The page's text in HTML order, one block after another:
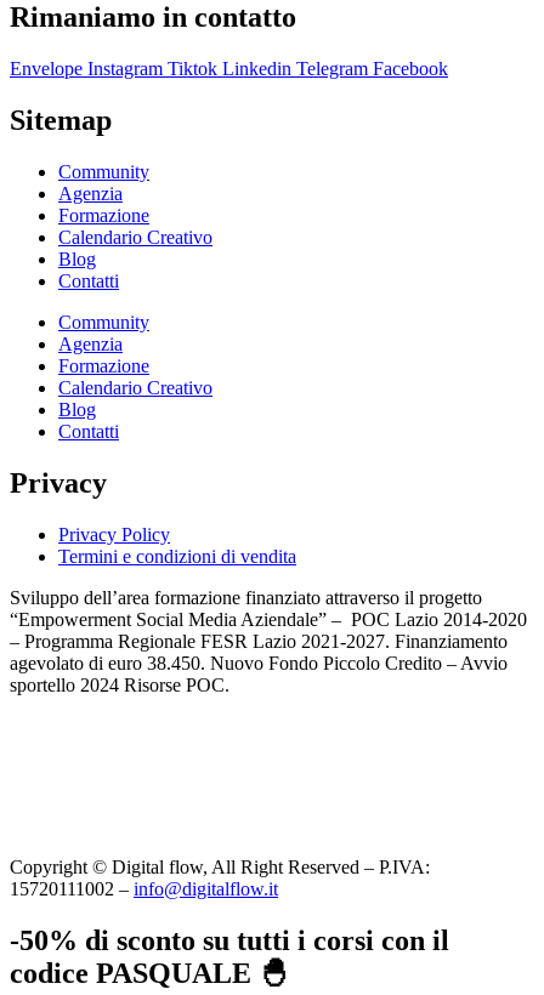
Rimaniamo in contatto
Envelope Instagram Tiktok Linkedin Telegram Facebook
Sitemap
Community
Agenzia
Formazione
Calendario Creativo
Blog
Contatti
Community
Agenzia
Formazione
Calendario Creativo
Blog
Contatti
Privacy
Privacy Policy
Termini e condizioni di vendita
Sviluppo dell’area formazione finanziato attraverso il progetto
“Empowerment Social Media Aziendale” – POC Lazio 2014-2020
– Programma Regionale FESR Lazio 2021-2027. Finanziamento
agevolato di euro 38.450. Nuovo Fondo Piccolo Credito – Avvio
sportello 2024 Risorse POC.
Copyright © Digital flow, All Right Reserved – P.IVA:
15720111002 – info@digitalflow.it
-50% di sconto su tutti i corsi con il
codice PASQUALE 🐣